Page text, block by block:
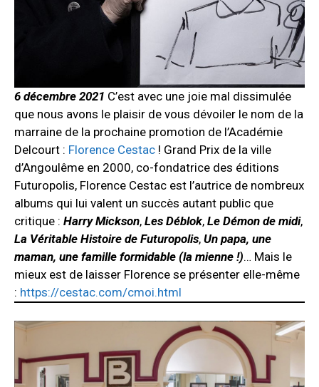
6 décembre 2021 C’est avec une joie mal dissimulée
que nous avons le plaisir de vous dévoiler le nom de la
marraine de la prochaine promotion de l’Académie
Delcourt : Florence Cestac ! Grand Prix de la ville
d’Angoulême en 2000, co-fondatrice des éditions
Futuropolis, Florence Cestac est l’autrice de nombreux
albums qui lui valent un succès autant public que
critique : Harry Mickson, Les Déblok, Le Démon de midi,
La Véritable Histoire de Futuropolis, Un papa, une
maman, une famille formidable (la mienne !)… Mais le
mieux est de laisser Florence se présenter elle-même
: https://cestac.com/cmoi.html